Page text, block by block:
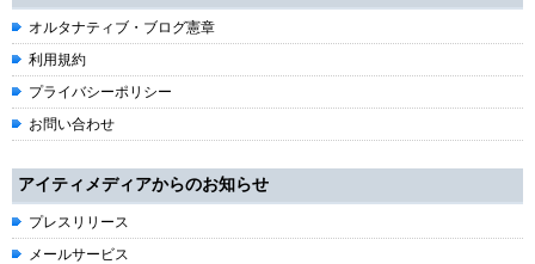
オルタナティブ・ブログ憲章
利用規約
プライバシーポリシー
お問い合わせ
アイティメディアからのお知らせ
プレスリリース
メールサービス